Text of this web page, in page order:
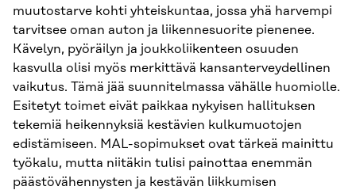
muutostarve kohti yhteiskuntaa, jossa yhä harvempi
tarvitsee oman auton ja liikennesuorite pienenee.
Kävelyn, pyöräilyn ja joukkoliikenteen osuuden
kasvulla olisi myös merkittävä kansanterveydellinen
vaikutus. Tämä jää suunnitelmassa vähälle huomiolle.
Esitetyt toimet eivät paikkaa nykyisen hallituksen
tekemiä heikennyksiä kestävien kulkumuotojen
edistämiseen. MAL-sopimukset ovat tärkeä mainittu
työkalu, mutta niitäkin tulisi painottaa enemmän
päästövähennysten ja kestävän liikkumisen